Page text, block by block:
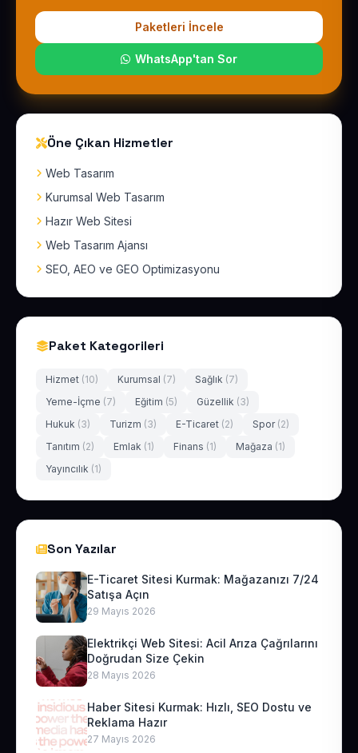
Paketleri İncele
WhatsApp'tan Sor
Öne Çıkan Hizmetler
Web Tasarım
Kurumsal Web Tasarım
Hazır Web Sitesi
Web Tasarım Ajansı
SEO, AEO ve GEO Optimizasyonu
Paket Kategorileri
Hizmet (10) Kurumsal (7) Sağlık (7)
Yeme-İçme (7) Eğitim (5) Güzellik (3)
Hukuk (3) Turizm (3) E-Ticaret (2) Spor (2)
Tanıtım (2) Emlak (1) Finans (1) Mağaza (1)
Yayıncılık (1)
Son Yazılar
E-Ticaret Sitesi Kurmak: Mağazanızı 7/24
Satışa Açın
29 Mayıs 2026
Elektrikçi Web Sitesi: Acil Arıza Çağrılarını
Doğrudan Size Çekin
28 Mayıs 2026
Haber Sitesi Kurmak: Hızlı, SEO Dostu ve
Reklama Hazır
27 Mayıs 2026